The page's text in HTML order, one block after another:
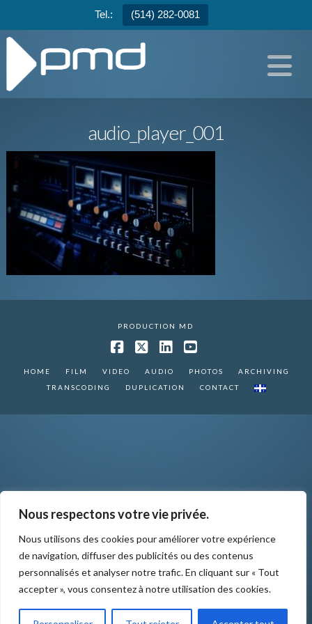
Tel.: (514) 282-0081
Nous respectons votre vie privée.
Nous utilisons des cookies pour améliorer votre expérience
de navigation, diffuser des publicités ou des contenus
personnalisés et analyser notre trafic. En cliquant sur « Tout
accepter », vous consentez à notre utilisation des cookies.
audio_player_001
PRODUCTION MD
HOME FILM VIDEO AUDIO PHOTOS
ARCHIVING
TRANSCODING
DUPLICATION CONTACT